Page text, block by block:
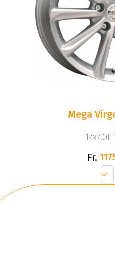
Mega
Fr.